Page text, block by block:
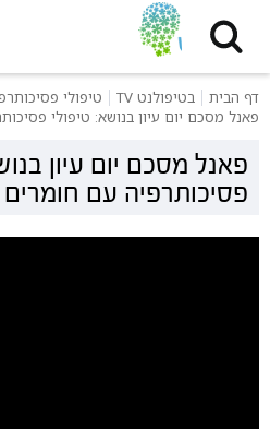
דף הבית בטיפולנט TV
טיפולי
פאנל מסכם יום עיון בנושא: טיפולי
פאנל מסכם יום עיון
פסיכותרפיה עם